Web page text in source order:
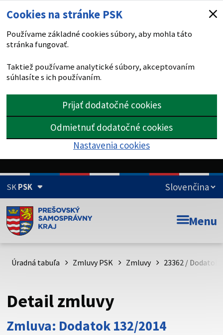
Cookies na stránke PSK
Používame základné cookies súbory, aby mohla táto
stránka fungovať.
Taktiež používame analytické súbory, akceptovaním
súhlasíte s ich používaním.
Prijať dodatočné cookies
Odmietnuť dodatočné cookies
Nastavenia cookies
SKPSK
Doména psk.sk je oficiálna
Toto je oficiálna webová stránka Prešovského
psk.sk.
Buďte pozorní a vždy sa uistite, že zdieľate informácie iba
cez zabezpečenú webovú stránku. Zabezpečená stránka
vždy začína https:// pred názvom domény webového sídla.
Menu
Úradná tabuľa Zmluvy PSK Zmluvy 23362 / Dodatok
Detail zmluvy
Zmluva: Dodatok 132/2014